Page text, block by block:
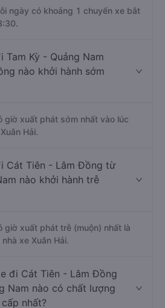
ngày có khoảng 1 chuyến xe bắt
Tam Kỳ - Quảng Nam
nào khởi hành sớm
giờ xuất phát sớm nhất vào lúc
Hải.
Cát Tiên - Lâm Đồng từ
nào khởi hành trễ
giờ xuất phát trễ (muộn) nhất là
xe Xuân Hải.
đi Cát Tiên - Lâm Đồng
Nam nào có chất lượng
nhất?